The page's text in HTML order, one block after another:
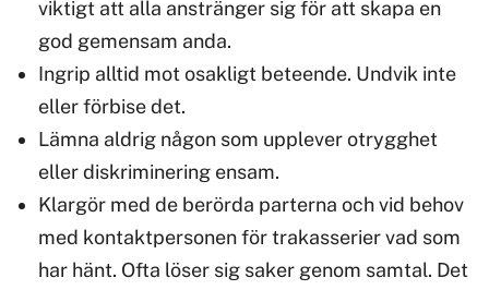
viktigt att alla anstränger sig för att skapa en
god gemensam anda.
Ingrip alltid mot osakligt beteende. Undvik inte
eller förbise det.
Lämna aldrig någon som upplever otrygghet
eller diskriminering ensam.
Klargör med de berörda parterna och vid behov
med kontaktpersonen för trakasserier vad som
har hänt. Ofta löser sig saker genom samtal. Det